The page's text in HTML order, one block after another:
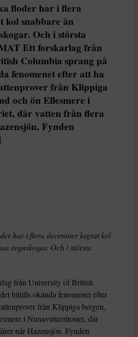
floder har i flera
kol snabbare än
Och i största
Ett forskarlag från
Columbia sprang på
fenomenet efter att ha
från Klippiga
och ön Ellesmere i
där vatten från flera
Fynden
har i flera decennier lagrat kol
regnskogar. Och i största
från University of British
hittills okända fenomenet efter
från Klippiga bergen,
i Nunavutterritoriet, där
når Hazensjön. Fynden